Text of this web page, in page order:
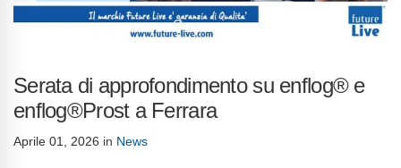
Serata di approfondimento su enflog® e
enflog®Prost a Ferrara
Aprile 01, 2026 in News